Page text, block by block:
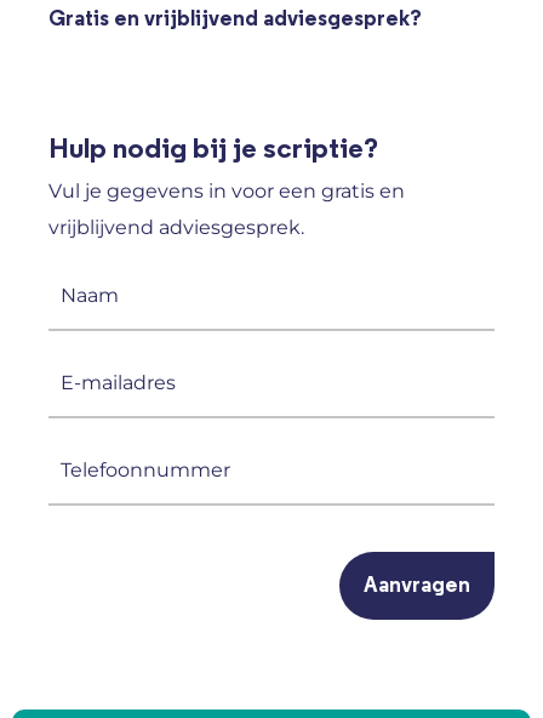
Gratis en vrijblijvend adviesgesprek?
Hulp nodig bij je scriptie?
Vul je gegevens in voor een gratis en
vrijblijvend adviesgesprek.